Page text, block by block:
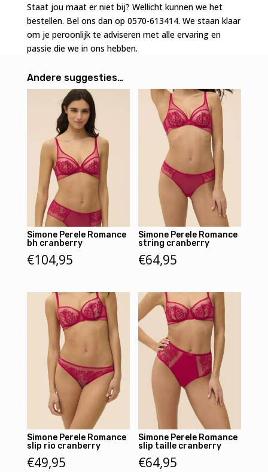
Staat jou maat er niet bij? Wellicht kunnen we het
bestellen. Bel ons dan op 0570-613414. We staan klaar
om je peroonlijk te adviseren met alle ervaring en
passie die we in ons hebben.
Andere suggesties…
Simone Perele Romance
bh cranberry
€104,95
Simone Perele Romance
string cranberry
€64,95
Simone Perele Romance
slip rio cranberry
€49,95
Simone Perele Romance
slip taille cranberry
€64,95